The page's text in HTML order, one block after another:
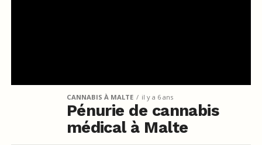
CANNABIS À MALTE il y a 6 ans
Pénurie de cannabis
médical à Malte